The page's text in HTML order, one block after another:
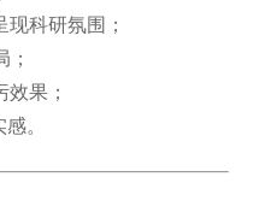
科研氛围；
果；
。